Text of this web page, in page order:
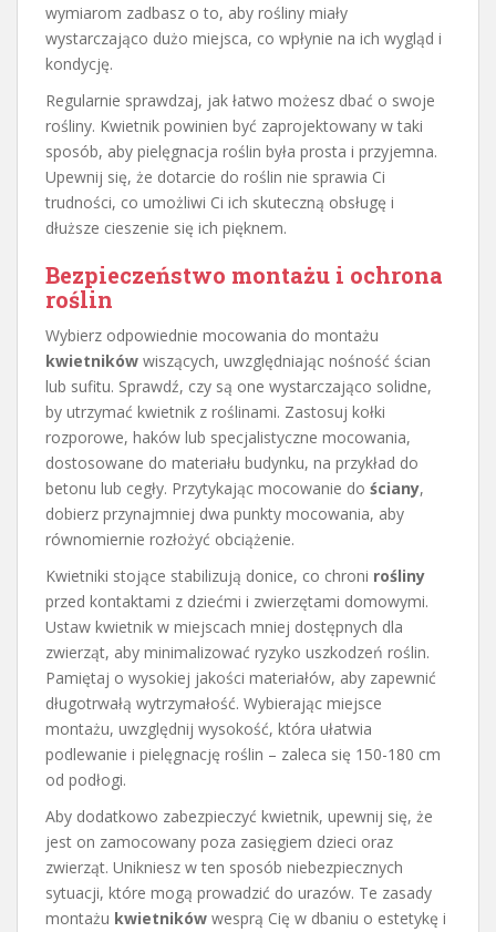
wymiarom zadbasz o to, aby rośliny miały
wystarczająco dużo miejsca, co wpłynie na ich wygląd i
kondycję.
Regularnie sprawdzaj, jak łatwo możesz dbać o swoje
rośliny. Kwietnik powinien być zaprojektowany w taki
sposób, aby pielęgnacja roślin była prosta i przyjemna.
Upewnij się, że dotarcie do roślin nie sprawia Ci
trudności, co umożliwi Ci ich skuteczną obsługę i
dłuższe cieszenie się ich pięknem.
Bezpieczeństwo montażu i ochrona
roślin
Wybierz odpowiednie mocowania do montażu
kwietników wiszących, uwzględniając nośność ścian
lub sufitu. Sprawdź, czy są one wystarczająco solidne,
by utrzymać kwietnik z roślinami. Zastosuj kołki
rozporowe, haków lub specjalistyczne mocowania,
dostosowane do materiału budynku, na przykład do
betonu lub cegły. Przytykając mocowanie do ściany,
dobierz przynajmniej dwa punkty mocowania, aby
równomiernie rozłożyć obciążenie.
Kwietniki stojące stabilizują donice, co chroni rośliny
przed kontaktami z dziećmi i zwierzętami domowymi.
Ustaw kwietnik w miejscach mniej dostępnych dla
zwierząt, aby minimalizować ryzyko uszkodzeń roślin.
Pamiętaj o wysokiej jakości materiałów, aby zapewnić
długotrwałą wytrzymałość. Wybierając miejsce
montażu, uwzględnij wysokość, która ułatwia
podlewanie i pielęgnację roślin – zaleca się 150-180 cm
od podłogi.
Aby dodatkowo zabezpieczyć kwietnik, upewnij się, że
jest on zamocowany poza zasięgiem dzieci oraz
zwierząt. Unikniesz w ten sposób niebezpiecznych
sytuacji, które mogą prowadzić do urazów. Te zasady
montażu kwietników wesprą Cię w dbaniu o estetykę i